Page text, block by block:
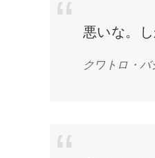
悪いな。
クワトロ・